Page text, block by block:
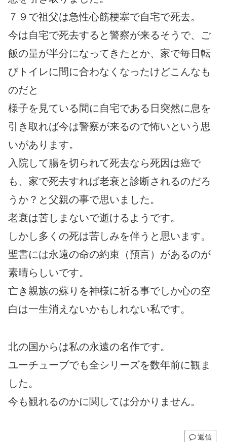
７９で祖父は急性心筋梗塞で自宅で死去。
今は自宅で死去すると警察が来るそうで、ご
飯の量が半分になってきたとか、家で毎日転
びトイレに間に合わなくなったけどこんなも
のだと
様子を見ている間に自宅である日突然に息を
引き取れば今は警察が来るので怖いという思
いがあります。
入院して腸を切られて死去なら死因は癌で
も、家で死去すれば老衰と診断されるのだろ
うか？と父親の事で思いました。
老衰は苦しまないで逝けるようです。
しかし多くの死は苦しみを伴うと思います。
聖書には永遠の命の約束（預言）があるのが
素晴らしいです。
亡き親族の蘇りを神様に祈る事でしか心の空
白は一生消えないかもしれない私です。
北の国からは私の永遠の名作です。
ユーチューブでも全シリーズを数年前に観ま
した。
今も観れるのかに関しては分かりません。
返信